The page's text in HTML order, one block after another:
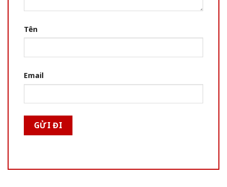
Tên
Email